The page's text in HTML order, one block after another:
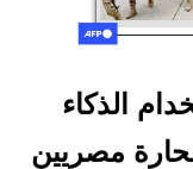
الذكاء
مصريين